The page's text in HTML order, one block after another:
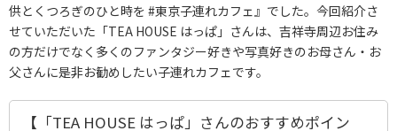
供とくつろぎのひと時を #東京子連れカフェ』でした。今回紹介さ
せていただいた「TEA HOUSE はっぱ」さんは、吉祥寺周辺お住み
の方だけでなく多くのファンタジー好きや写真好きのお母さん・お
父さんに是非お勧めしたい子連れカフェです。
【「TEA HOUSE はっぱ」さんのおすすめポイン